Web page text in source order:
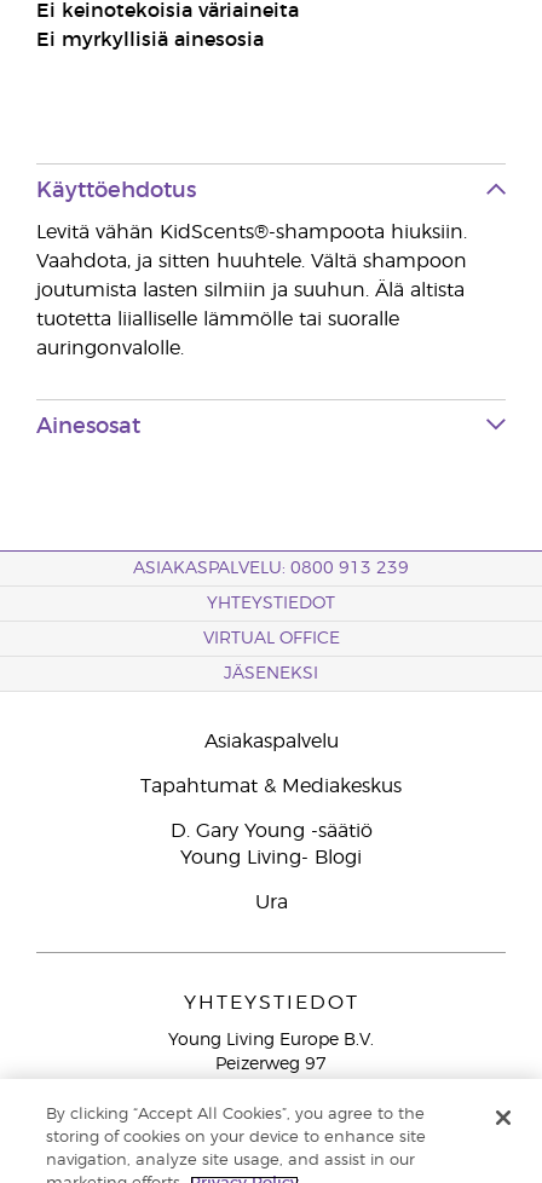
Ei keinotekoisia väriaineita
Ei myrkyllisiä ainesosia
Käyttöehdotus
Levitä vähän KidScents®-shampoota hiuksiin.
Vaahdota, ja sitten huuhtele. Vältä shampoon
joutumista lasten silmiin ja suuhun. Älä altista
tuotetta liialliselle lämmölle tai suoralle
auringonvalolle.
Ainesosat
ASIAKASPALVELU: 0800 913 239
YHTEYSTIEDOT
VIRTUAL OFFICE
JÄSENEKSI
Asiakaspalvelu
Tapahtumat & Mediakeskus
D. Gary Young -säätiö
Young Living- Blogi
Ura
YHTEYSTIEDOT
Young Living Europe B.V.
Peizerweg 97
Netherlands
Ilmainen yhteydenotto lankanumeroista Suomesta
913 239
By clicking “Accept All Cookies”, you agree to the
storing of cookies on your device to enhance site
navigation, analyze site usage, and assist in our